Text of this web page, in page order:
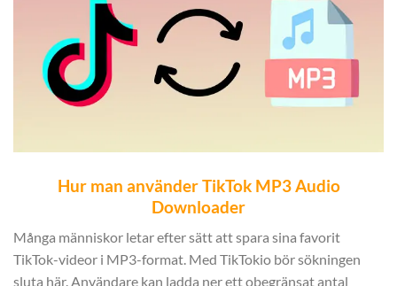
Hur man använder TikTok MP3 Audio
Downloader
Många människor letar efter sätt att spara sina favorit
TikTok-videor i MP3-format. Med TikTokio bör sökningen
sluta här. Användare kan ladda ner ett obegränsat antal